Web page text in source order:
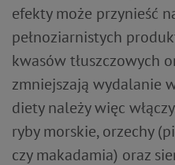
efekty może przynieść
pełnoziarnistych
kwasów tłuszczowych
zmniejszają wydalanie
diety należy więc
ryby morskie, orzechy
czy makadamia) oraz